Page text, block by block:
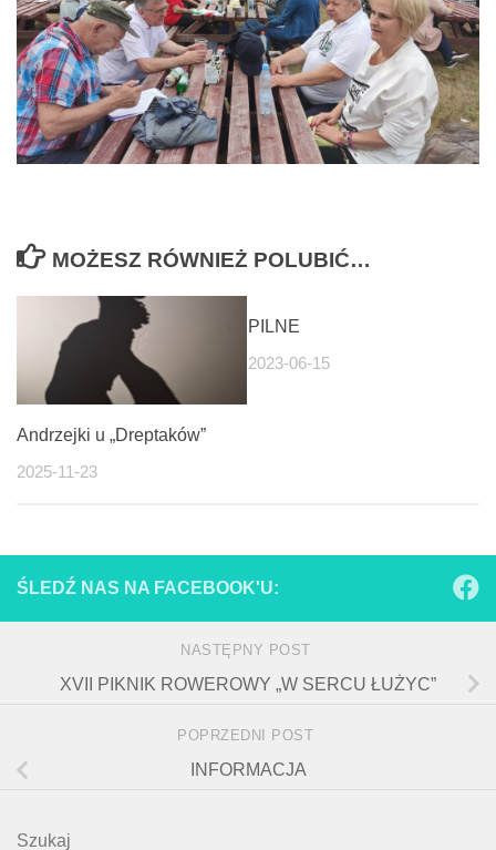
MOŻESZ RÓWNIEŻ POLUBIĆ…
Andrzejki u „Dreptaków”
2025-11-23
PILNE
2023-06-15
ŚLEDŹ NAS NA FACEBOOK'U:
NASTĘPNY POST
XVII PIKNIK ROWEROWY „W SERCU ŁUŻYC”
POPRZEDNI POST
INFORMACJA
Szukaj